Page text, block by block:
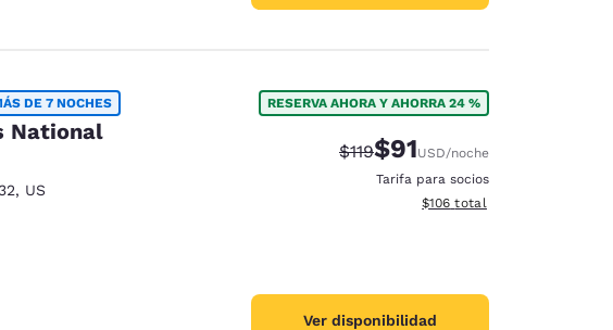
DE 7 NOCHES
National
, US
RESERVA AHORA Y AHORRA 24 %
Precio tachado:
$119Precio con descuento:
$91USD/noche
Tarifa para socios
Ver detalles del total
$106 total
Ver disponibilidad